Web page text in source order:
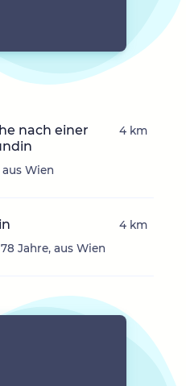
nach einer
aus Wien
4 km
Jahre, aus Wien
4 km